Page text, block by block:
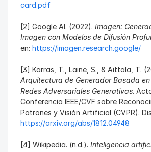
card.pdf
[2] Google AI. (2022). Imagen:
Imagen con Modelos de Difusión
en: https://imagen.research.google/
[3] Karras, T., Laine, S., & Aittala, T.
Arquitectura de Generador Basada
Redes Adversariales Generativas.
Conferencia IEEE/CVF sobre
https://arxiv.org/abs/1812.04948
[4] Wikipedia. (n.d.). Inteligencia